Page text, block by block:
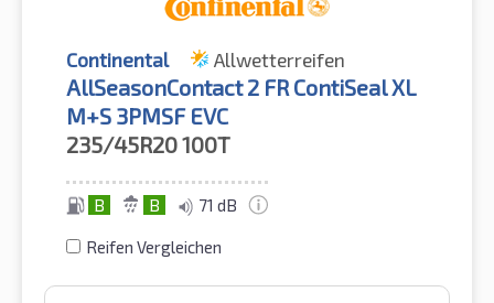
Continental Allwetterreifen
AllSeasonContact 2 FR ContiSeal XL
M+S 3PMSF EVC
235/45R20100T
B B 71 dB
Reifen Vergleichen